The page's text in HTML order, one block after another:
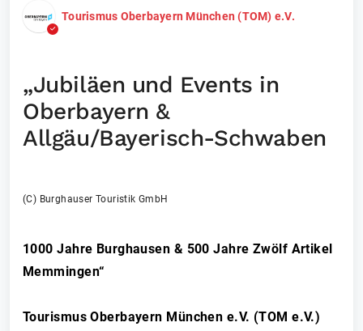
Tourismus Oberbayern München (TOM) e.V.
„Jubiläen und Events in
Oberbayern &
Allgäu/Bayerisch-Schwaben
(C) Burghauser Touristik GmbH
1000 Jahre Burghausen & 500 Jahre Zwölf Artikel
Memmingen“
Tourismus Oberbayern München e.V. (TOM e.V.)